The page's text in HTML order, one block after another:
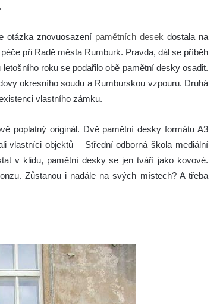
otázka znovuosazení pamětních desek dostala na
při Radě města Rumburk. Pravda, dál se příběh
roku se podařilo obě pamětní desky osadit.
okresního soudu a Rumburskou vzpouru. Druhá
vlastního zámku.
poplatný originál. Dvě pamětní desky formátu A3
vlastníci objektů – Střední odborná škola mediální
v klidu, pamětní desky se jen tváří jako kovové.
Zůstanou i nadále na svých místech? A třeba